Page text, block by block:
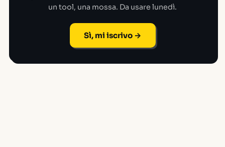
un tool, una mossa. Da usare lunedì.
Sì, mi iscrivo →